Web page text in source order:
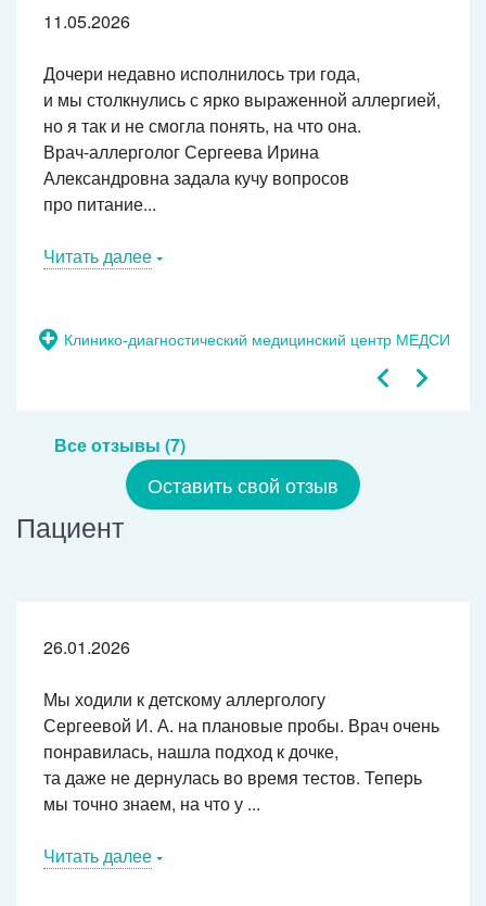
Клинико-диагностический медицинский центр МЕДСИ
11.05.2026
Дочери недавно исполнилось три года,
и мы столкнулись с ярко выраженной аллергией,
но я так и не смогла понять, на что она.
Врач-аллергологСергеева Ирина
Александровна задала кучу вопросов
про питание...
Читать далее
Все отзывы (7)
Оставить свой отзыв
Пациент
26.01.2026
Мы ходили к детскому аллергологу
Сергеевой И. А. на плановые пробы. Врач очень
понравилась, нашла подход к дочке,
та даже не дернулась во время тестов. Теперь
мы точно знаем, на что у ...
Читать далее